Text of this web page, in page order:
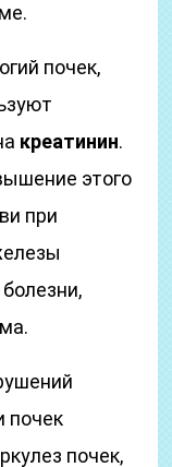
почек,
креатинин.
этого
при
почек
почек,